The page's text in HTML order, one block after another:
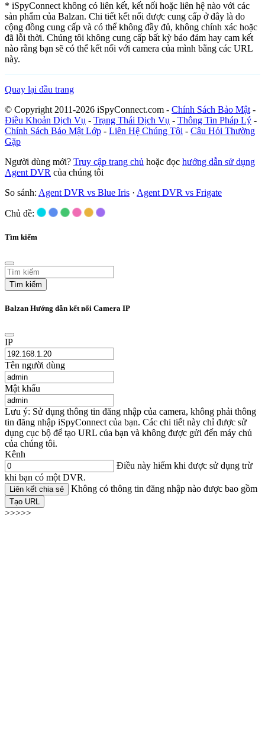
* iSpyConnect không có liên kết, kết nối hoặc liên hệ nào với các
sản phẩm của Balzan. Chi tiết kết nối được cung cấp ở đây là do
cộng đồng cung cấp và có thể không đầy đủ, không chính xác hoặc
đã lỗi thời. Chúng tôi không cung cấp bất kỳ bảo đảm hay cam kết
nào rằng bạn sẽ có thể kết nối với camera của mình bằng các URL
này.
Quay lại đầu trang
© Copyright 2011-2026 iSpyConnect.com - Chính Sách Bảo Mật -
Điều Khoản Dịch Vụ - Trạng Thái Dịch Vụ - Thông Tin Pháp Lý -
Chính Sách Bảo Mật Lớp - Liên Hệ Chúng Tôi - Câu Hỏi Thường
Gặp
Người dùng mới? Truy cập trang chủ hoặc đọc hướng dẫn sử dụng
Agent DVR của chúng tôi
So sánh: Agent DVR vs Blue Iris · Agent DVR vs Frigate
Chủ đề:
Tìm kiếm
Tìm kiếm
Balzan Hướng dẫn kết nối Camera IP
IP
Tên người dùng
Mật khẩu
Lưu ý: Sử dụng thông tin đăng nhập của camera, không phải thông
tin đăng nhập iSpyConnect của bạn. Các chi tiết này chỉ được sử
dụng cục bộ để tạo URL của bạn và không được gửi đến máy chủ
của chúng tôi.
Kênh
Điều này hiếm khi được sử dụng trừ
khi bạn có một DVR.
Liên kết chia sẻ Không có thông tin đăng nhập nào được bao gồm
Tạo URL
>>>>>